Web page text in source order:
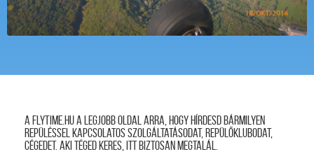
A FLYTIME.HU a legjobb oldal arra, hogy hírdesd bármilyen
repüléssel kapcsolatos szolgáltatásodat, repülőklubodat,
cégedet. Aki téged keres, itt biztosan megtalál.